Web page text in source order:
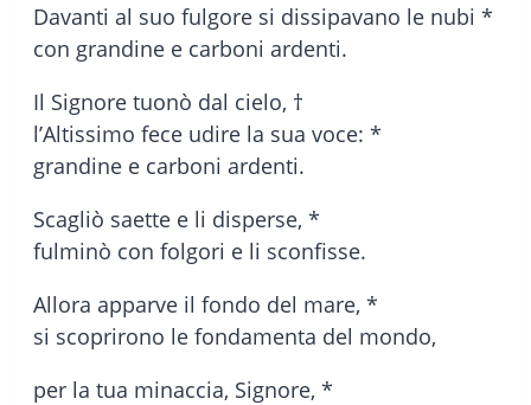
Davanti al suo fulgore si dissipavano le nubi *
con grandine e carboni ardenti.
Il Signore tuonò dal cielo, †
l’Altissimo fece udire la sua voce: *
grandine e carboni ardenti.
Scagliò saette e li disperse, *
fulminò con folgori e li sconfisse.
Allora apparve il fondo del mare, *
si scoprirono le fondamenta del mondo,
per la tua minaccia, Signore, *